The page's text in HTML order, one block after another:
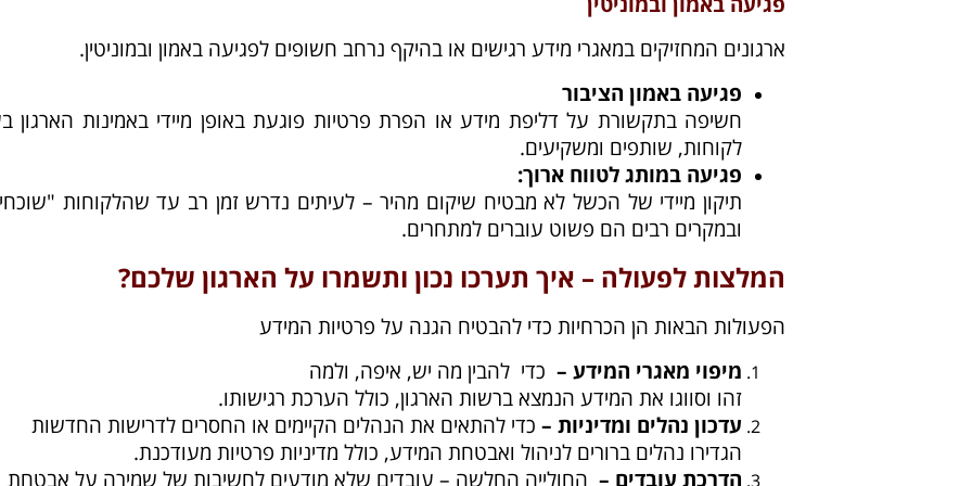
ארגונים המחזיקים במאגרי מידע רגישים או בהיקף נרחב חשופים לפגיעה באמון ובמוניטין.
פגיעה באמון הציבור
חשיפה בתקשורת על דליפת מידע או הפרת פרטיות פוגעת באופן מיידי באמינות הארגון
לקוחות, שותפים ומשקיעים.
פגיעה במותג לטווח ארוך:
תיקון מיידי של הכשל לא מבטיח שיקום מהיר – לעיתים נדרש זמן רב עד שהלקוחות
ובמקרים רבים הם פשוט עוברים למתחרים.
המלצות לפעולה – איך תערכו נכון ותשמרו על הארגון שלכם?
הפעולות הבאות הן הכרחיות כדי להבטיח הגנה על פרטיות המידע
מיפוי מאגרי המידע – כדי להבין מה יש, איפה, ולמה
זהו וסווגו את המידע הנמצא ברשות הארגון, כולל הערכת רגישותו.​
עדכון נהלים ומדיניות – כדי להתאים את הנהלים הקיימים או החסרים לדרישות החדשות
הגדירו נהלים ברורים לניהול ואבטחת המידע, כולל מדיניות פרטיות מעודכנת.
הדרכת עובדים – החולייה החלשה – עובדים שלא מודעים לחשיבות של שמירה על אבטחת